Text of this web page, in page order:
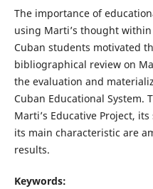
The importance of
using Marti’s thought
Cuban students motivated
bibliographical review on
the evaluation and
Cuban Educational System.
Marti’s Educative Project,
its main characteristic are
results.
Keywords: